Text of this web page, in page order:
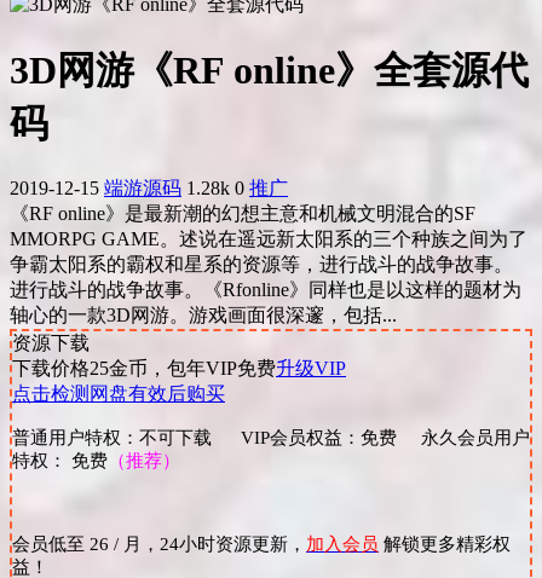
3D网游《RF online》全套源代
码
2019-12-15 端游源码 1.28k 0 推广
《RF online》是最新潮的幻想主意和机械文明混合的SF
MMORPG GAME。述说在遥远新太阳系的三个种族之间为了
争霸太阳系的霸权和星系的资源等，进行战斗的战争故事。
进行战斗的战争故事。《Rfonline》同样也是以这样的题材为
轴心的一款3D网游。游戏画面很深邃，包括...
资源下载
下载价格25金币，包年VIP免费升级VIP
点击检测网盘有效后购买
普通用户特权：不可下载 VIP会员权益：免费 永久会员用户
特权： 免费 （推荐）
会员低至 26 / 月，24小时资源更新， 加入会员 解锁更多精彩权
益！